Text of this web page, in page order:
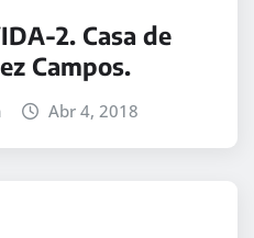
2. Casa de
Campos.
Abr 4, 2018